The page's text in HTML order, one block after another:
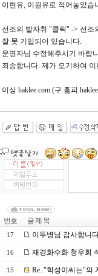
이현유, 이원유로 적어놓았습
선조의 발자취 "클릭" -> 선조
잘 못 기입되어 있습니다.
운영자님 수정해주시기 바랍
죄송합니다. 제가 오기하여
이상 haklee.com (구 홈피
번호 글 제 목
17 이두병님 감사합니
16 재경화수화 청우회
15 Re.."학성이씨는"의